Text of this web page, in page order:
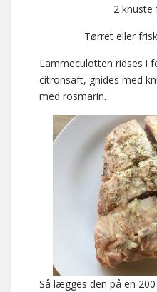
2 knuste
Tørret eller
Lammeculotten ridses i
citronsaft, gnides med
med rosmarin.
Så lægges den på en